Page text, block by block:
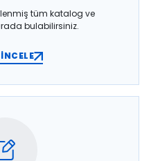
tüm katalog ve
bulabilirsiniz.